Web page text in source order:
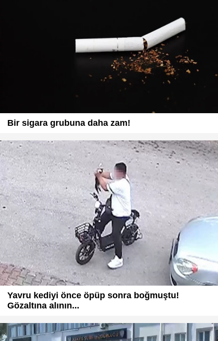
Bir sigara grubuna daha zam!
Yavru kediyi önce öpüp sonra boğmuştu!
Gözaltına alının...